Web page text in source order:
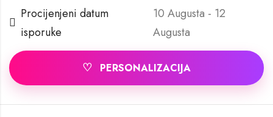
Procijenjeni datum
isporuke
10 Augusta - 12
Augusta
♡ PERSONALIZACIJA